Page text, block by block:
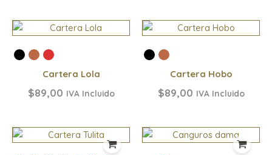
Cartera Lola
$89,00 IVA Incluido
Cartera Hobo
$89,00 IVA Incluido